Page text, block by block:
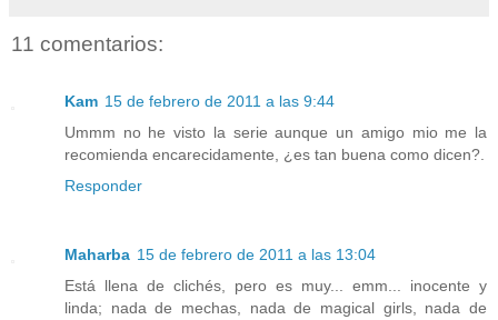
11 comentarios:
Kam 15 de febrero de 2011 a las 9:44
Ummm no he visto la serie aunque un amigo mio me la
recomienda encarecidamente, ¿es tan buena como dicen?.
Responder
Maharba 15 de febrero de 2011 a las 13:04
Está llena de clichés, pero es muy... emm... inocente y
linda; nada de mechas, nada de magical girls, nada de